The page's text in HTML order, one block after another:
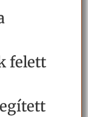
felett